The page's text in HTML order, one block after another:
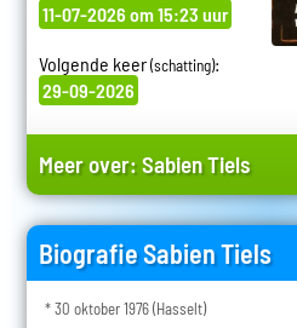
11-07-2026 om 15:23 uur
Volgende keer(schatting):
29-09-2026
Meer over:Sabien Tiels
Biografie Sabien Tiels
* 30 oktober 1976 (Hasselt)